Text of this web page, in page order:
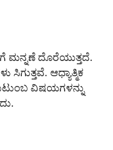
ಮನ್ನಣೆ ದೊರೆಯುತ್ತದೆ.
ಆಧ್ಯಾತ್ಮಿಕ
ವಿಷಯಗಳನ್ನು